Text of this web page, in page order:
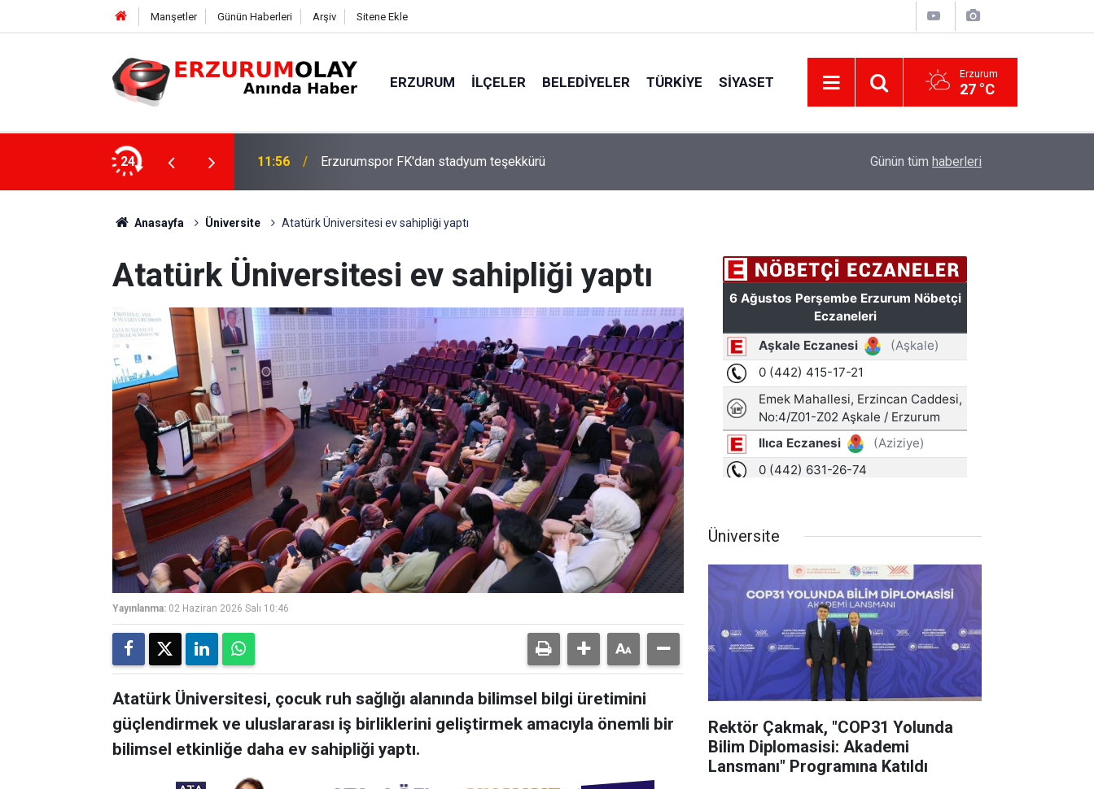
Manşetler Günün Haberleri Arşiv Sitene Ekle
ERZURUM İLÇELER BELEDIYELER TÜRKIYE SIYASET Erzurum
27 °C
24 11:50
Programına Katıldı
hazırlanacak
Günün tüm haberleri
Anasayfa Üniversite Atatürk Üniversitesi ev sahipliği yaptı
Atatürk Üniversitesi ev sahipliği yaptı
Yayınlanma: 02 Haziran 2026 Salı 10:46
Atatürk Üniversitesi, çocuk ruh sağlığı alanında bilimsel bilgi üretimini
güçlendirmek ve uluslararası iş birliklerini geliştirmek amacıyla önemli bir
bilimsel etkinliğe daha ev sahipliği yaptı.
Üniversite
Rektör Çakmak, "COP31 Yolunda
Bilim Diplomasisi: Akademi
Lansmanı" Programına Katıldı